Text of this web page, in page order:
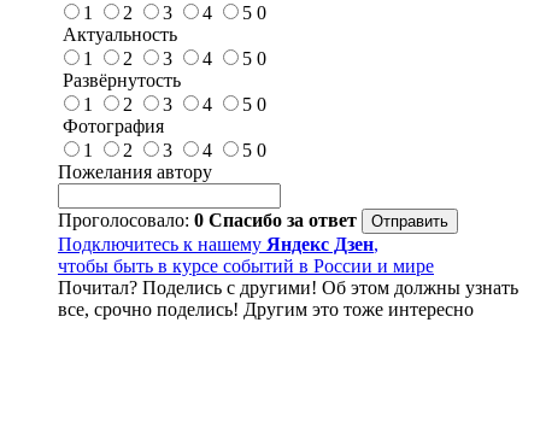
1
2 3 4 5 0
Актуальность
1
2 3 4 5 0
Развёрнутость
1
2 3 4 5 0
Фотография
1
2 3 4 5 0
Пожелания автору
Проголосовало: 0 Спасибо за ответ
Подключитесь к нашему Яндекс Дзен,
чтобы быть в курсе событий в России и мире
Почитал? Поделись с другими! Об этом должны узнать
все, срочно поделись! Другим это тоже интересно